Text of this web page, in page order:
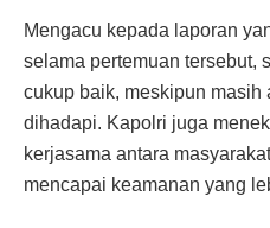
Mengacu kepada laporan
selama pertemuan tersebut,
cukup baik, meskipun masih
dihadapi. Kapolri juga
kerjasama antara
mencapai keamanan yang